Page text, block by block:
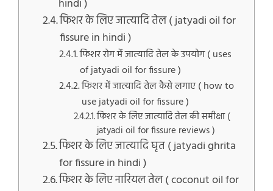
hindi )
फिशर के लिए जात्यादि तेल ( jatyadi oil for
fissure in hindi )
फिशर रोग में जात्यादि तेल के उपयोग ( uses
of jatyadi oil for fissure )
फिशर में जात्यादि तेल कैसे लगाए ( how to
use jatyadi oil for fissure )
फिशर के लिए जात्यादि तेल की समीक्षा (
jatyadi oil for fissure reviews )
फिशर के लिए जात्यादि घृत ( jatyadi ghrita
for fissure in hindi )
फिशर के लिए नारियल तेल ( coconut oil for